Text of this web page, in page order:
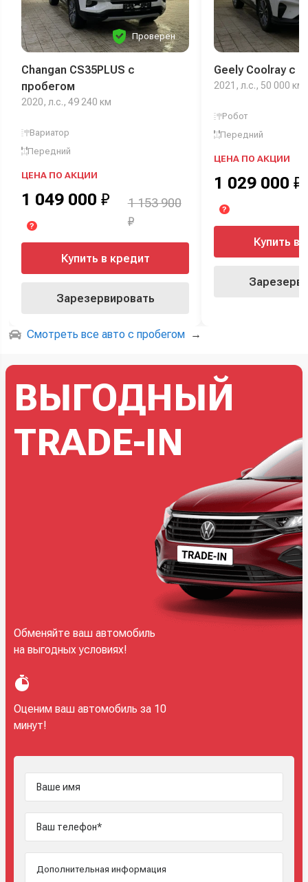
Проверен
Changan CS35PLUS с
пробегом
2020, л.с., 49 240 км
Вариатор
Передний
ЦЕНА ПО АКЦИИ
1 049 000 ₽
?
1 153 900
₽
Купить в кредит
Зарезервировать
Geely Coolray с
2021, л.с., 50 000 км
Робот
Передний
ЦЕНА ПО АКЦИИ
1 029 000 ₽
?
Купить в
Смотреть все авто с пробегом →
ВЫГОДНЫЙ
TRADE-IN
Обменяйте ваш автомобиль
на выгодных условиях!
Оценим ваш автомобиль за 10
минут!